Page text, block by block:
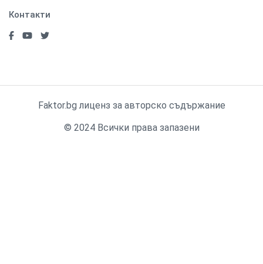
Контакти
Faktor.bg лиценз за авторско съдържание
© 2024 Всички права запазени